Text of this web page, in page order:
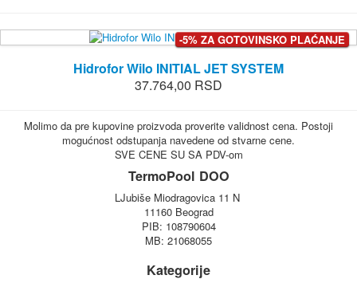
-5% ZA GOTOVINSKO PLAĆANJE
Hidrofor Wilo INITIAL JET SYSTEM
37.764,00 RSD
Molimo da pre kupovine proizvoda proverite validnost cena. Postoji
mogućnost odstupanja navedene od stvarne cene.
SVE CENE SU SA PDV-om
TermoPool DOO
LJubiše Miodragovica 11 N
11160 Beograd
PIB: 108790604
MB: 21068055
Kategorije